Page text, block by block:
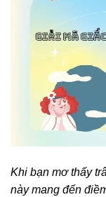
Khi bạn mơ thấy
này mang đến